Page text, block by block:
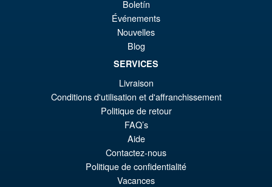
Moderoid RoboCop Model Kit
VORBESTELLUNGEN
Boletín
Événements
Nouvelles
Blog
SERVICES
Livraison
Conditions d'utilisation et d'affranchissement
Politique de retour
FAQ’s
Aide
Contactez-nous
Politique de confidentialité
Vacances